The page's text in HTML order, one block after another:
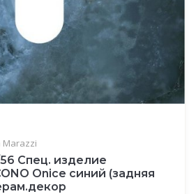
Marazzi
Спец. изделие
Onice синий (задняя